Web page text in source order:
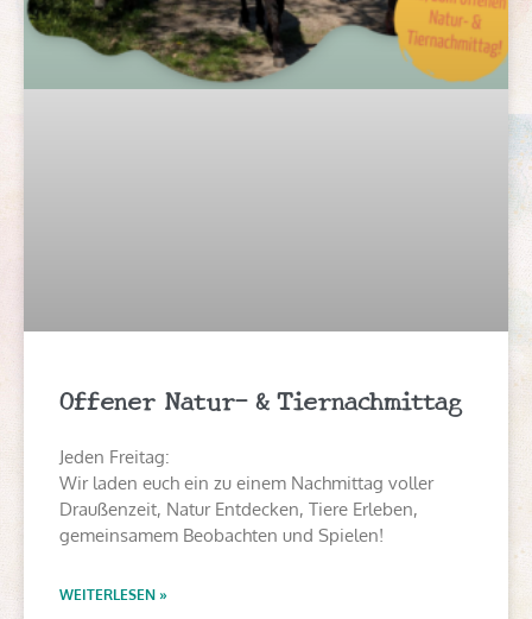
Offener Natur- & Tiernachmittag
Jeden Freitag:
Wir laden euch ein zu einem Nachmittag voller
Draußenzeit, Natur Entdecken, Tiere Erleben,
gemeinsamem Beobachten und Spielen!
WEITERLESEN »